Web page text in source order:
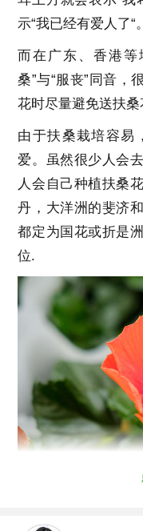
示“我已经有爱人了“。
而在广东、香港等
桑”与“服丧”同音，
花时尽量避免送扶桑
由于扶桑栽培容易
爱。虽然很少人会
人会自己种植扶桑
丹，大洋洲的斐济
都定为国花或折是
位.